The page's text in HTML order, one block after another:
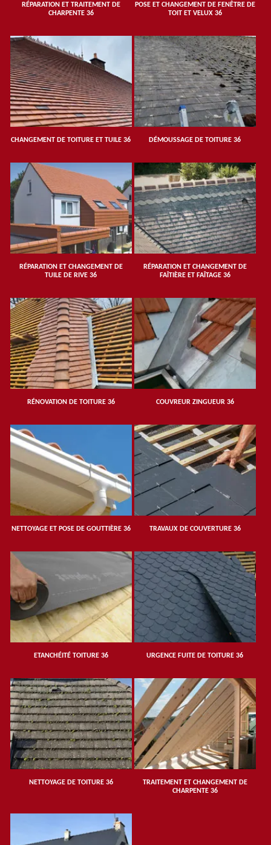
RÉPARATION ET TRAITEMENT DE
CHARPENTE 36
POSE ET CHANGEMENT DE FENÊTRE DE
TOIT ET VELUX 36
CHANGEMENT DE TOITURE ET TUILE 36 DÉMOUSSAGE DE TOITURE 36
RÉPARATION ET CHANGEMENT DE
TUILE DE RIVE 36
RÉPARATION ET CHANGEMENT DE
FAÎTIÈRE ET FAÎTAGE 36
RÉNOVATION DE TOITURE 36 COUVREUR ZINGUEUR 36
NETTOYAGE ET POSE DE GOUTTIÈRE 36 TRAVAUX DE COUVERTURE 36
ETANCHÉITÉ TOITURE 36 URGENCE FUITE DE TOITURE 36
NETTOYAGE DE TOITURE 36
TRAITEMENT ET CHANGEMENT DE
CHARPENTE 36